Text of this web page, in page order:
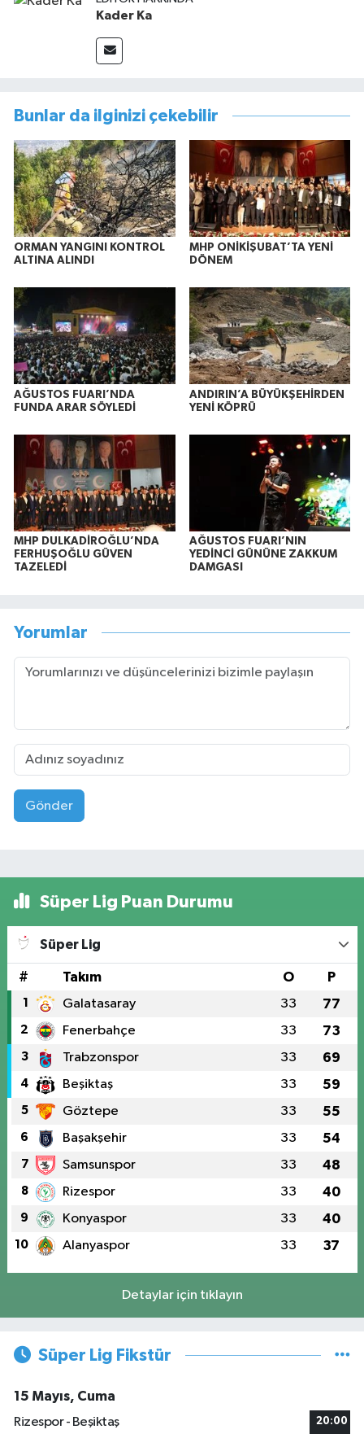
Kader Ka
Bunlar da ilginizi çekebilir
ORMAN YANGINI KONTROL
ALTINA ALINDI
MHP ONİKİŞUBAT’TA YENİ
DÖNEM
AĞUSTOS FUARI’NDA
FUNDA ARAR SÖYLEDİ
ANDIRIN’A BÜYÜKŞEHİRDEN
YENİ KÖPRÜ
MHP DULKADİROĞLU’NDA
FERHUŞOĞLU GÜVEN
TAZELEDİ
AĞUSTOS FUARI’NIN
YEDİNCİ GÜNÜNE ZAKKUM
DAMGASI
Yorumlar
Gönder
Süper Lig Puan Durumu
Süper Lig
# Takım O P
1 Galatasaray 33 77
2 Fenerbahçe 33 73
3 Trabzonspor 33 69
4 Beşiktaş 33 59
5 Göztepe 33 55
6 Başakşehir 33 54
7 Samsunspor 33 48
8 Rizespor 33 40
9 Konyaspor 33 40
10 Alanyaspor 33 37
Detaylar için tıklayın
Süper Lig Fikstür
15 Mayıs, Cuma
Rizespor - Beşiktaş
20:00